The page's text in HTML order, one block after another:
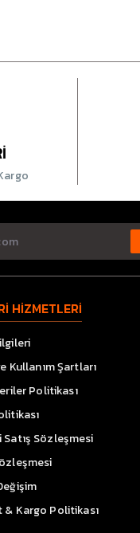
HİZMETLERİ
Kullanım Şartları
Politikası
Sözleşmesi
& Kargo Politikası